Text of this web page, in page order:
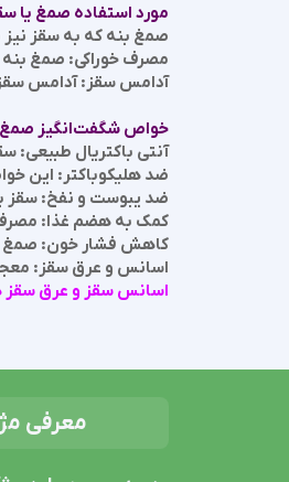
مورد استفاده صمغ یا
صمغ بنه که به سقز
مصرف خوراکی: صمغ
آدامس سقز: آدامس سقز
خواص شگفت‌انگیز صمغ
آنتی باکتریال طبیعی:
ضد هلیکوباکتر: این
ضد یبوست و نفخ: سقز
کمک به هضم غذا:
کاهش فشار خون: صمغ
اسانس و عرق سقز:
اسانس سقز و عرق سقز
معرفی